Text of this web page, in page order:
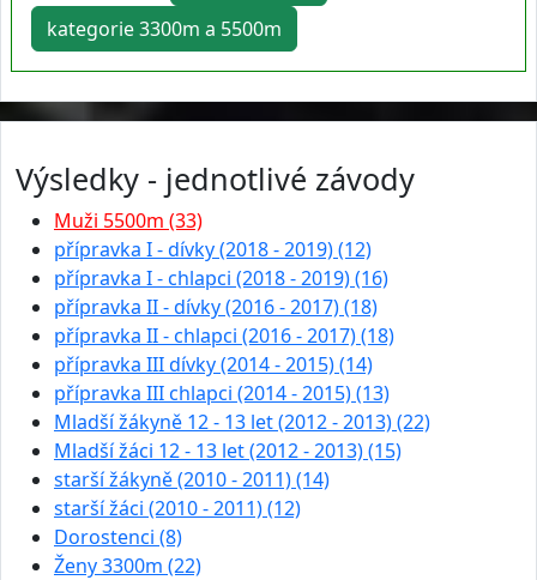
kategorie 3300m a 5500m
Výsledky - jednotlivé závody
Muži 5500m (33)
přípravka I - dívky (2018 - 2019) (12)
přípravka I - chlapci (2018 - 2019) (16)
přípravka II - dívky (2016 - 2017) (18)
přípravka II - chlapci (2016 - 2017) (18)
přípravka III dívky (2014 - 2015) (14)
přípravka III chlapci (2014 - 2015) (13)
Mladší žákyně 12 - 13 let (2012 - 2013) (22)
Mladší žáci 12 - 13 let (2012 - 2013) (15)
starší žákyně (2010 - 2011) (14)
starší žáci (2010 - 2011) (12)
Dorostenci (8)
Ženy 3300m (22)